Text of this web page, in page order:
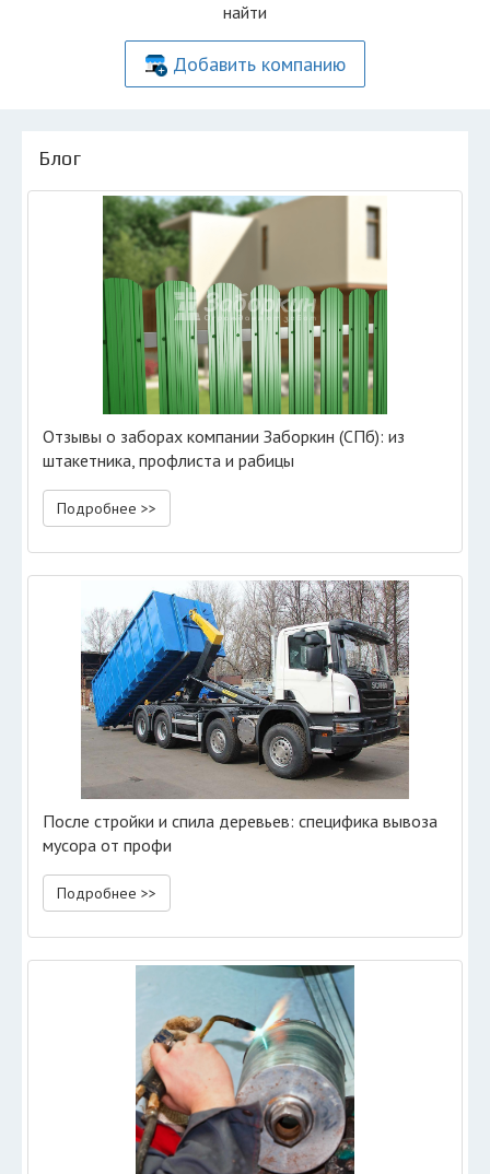
найти
Добавить компанию
Блог
Отзывы о заборах компании Заборкин (СПб): из
штакетника, профлиста и рабицы
Подробнее >>
После стройки и спила деревьев: специфика вывоза
мусора от профи
Подробнее >>